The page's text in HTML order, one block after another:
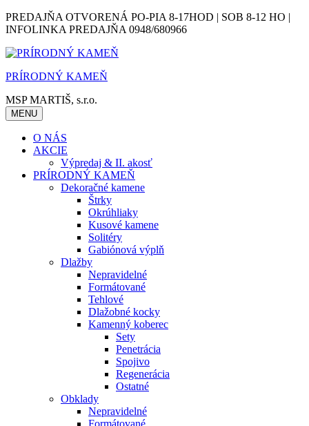
Skip
to
PREDAJŇA OTVORENÁ PO-PIA 8-17HOD | SOB 8-12 HO |
INFOLINKA PREDAJŇA 0948/680966
PRÍRODNÝ KAMEŇ
MSP MARTIŠ, s.r.o.
MENU
O NÁS
AKCIE
Výpredaj & II. akosť
PRÍRODNÝ KAMEŇ
Dekoračné kamene
Štrky
Okrúhliaky
Kusové kamene
Solitéry
Gabiónová výplň
Dlažby
Nepravidelné
Formátované
Tehlové
Dlažobné kocky
Kamenný koberec
Sety
Penetrácia
Spojivo
Regenerácia
Ostatné
Obklady
Nepravidelné
Formátované